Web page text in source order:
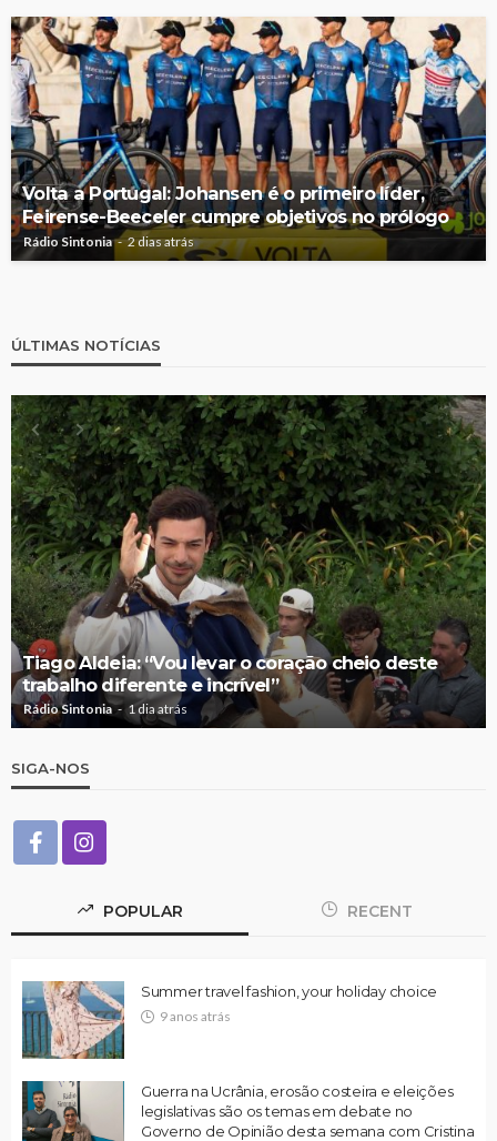
Volta a Portugal: Johansen é o primeiro líder,
Feirense-Beeceler cumpre objetivos no prólogo
Rádio Sintonia 2 dias atrás
ÚLTIMAS NOTÍCIAS
Tiago Aldeia: “Vou levar o coração cheio deste
trabalho diferente e incrível”
Rádio Sintonia 1 dia atrás
SIGA-NOS
POPULAR RECENT
Summer travel fashion, your holiday choice
9 anos atrás
Guerra na Ucrânia, erosão costeira e eleições
legislativas são os temas em debate no
Governo de Opinião desta semana com Cristina